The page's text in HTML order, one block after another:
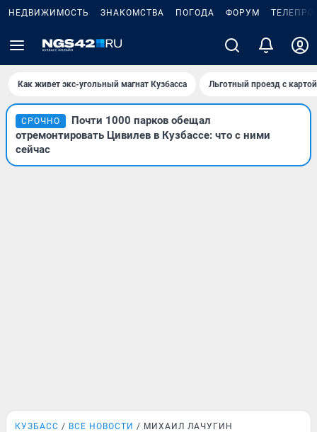
НЕДВИЖИМОСТЬ ЗНАКОМСТВА ПОГОДА ФОРУМ
Как живет экс-угольный магнат Кузбасса Льготный проезд с
СРОЧНО
Почти 1000 парков обещал
отремонтировать Цивилев в Кузбассе: что с ними
сейчас
КУЗБАСС ВСЕ НОВОСТИ МИХАИЛ ЛАЧУГИН